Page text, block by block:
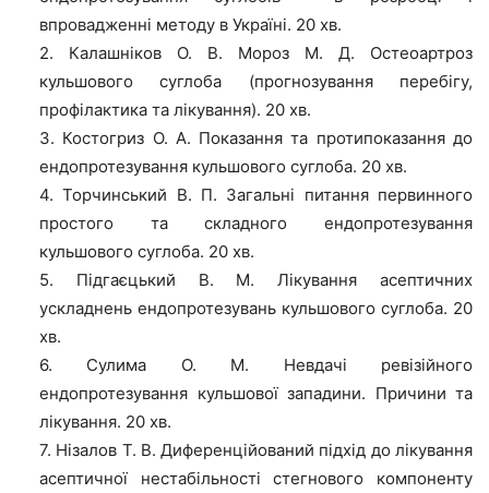
впровадженні методу в Україні. 20 хв.
2. Калашніков О. В. Мороз М. Д. Остеоартроз
кульшового суглоба (прогнозування перебігу,
профілактика та лікування). 20 хв.
3. Костогриз О. А. Показання та протипоказання до
ендопротезування кульшового суглоба. 20 хв.
4. Торчинський В. П. Загальні питання первинного
простого та складного ендопротезування
кульшового суглоба. 20 хв.
5. Підгаєцький В. М. Лікування асептичних
ускладнень ендопротезувань кульшового суглоба. 20
хв.
6. Сулима О. М. Невдачі ревізійного
ендопротезування кульшової западини. Причини та
лікування. 20 хв.
7. Нізалов Т. В. Диференційований підхід до лікування
асептичної нестабільності стегнового компоненту